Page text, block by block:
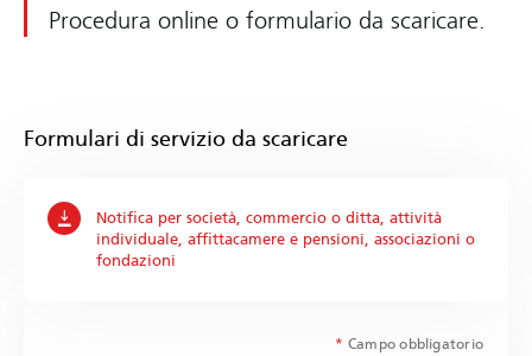
Procedura online o formulario da scaricare.
Formulari di servizio da scaricare
Notifica per società, commercio o ditta, attività
individuale, affittacamere e pensioni, associazioni o
fondazioni
* Campo obbligatorio